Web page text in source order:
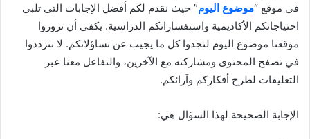
في موقع “موضوع اليوم” حيث نقدم لكم أفضل الإجابات التي تلبي
احتياجاتكم الأكاديمية واستفساراتكم الدراسية. يكفي أن تزوروا
موقعنا موضوع اليوم لتجدوا كل ما يجيب عن تساؤلاتكم. لا تترددوا
في تصفح المحتوى ومشاركته مع الآخرين، والتفاعل معنا عبر
التعليقات لطرح أفكاركم وآرائكم.
الإجابة الصحيحة لهذا السؤال هي: